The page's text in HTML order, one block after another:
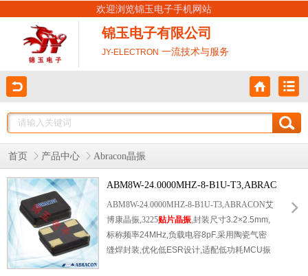
欢迎浏览锦玉电子手机网站
锦玉电子有限公司
JY-ELECTRON 一流技术与服务
首页 产品中心 Abracon晶振
ABM8W-24.0000MHZ-8-B1U-T3,ABRAC
ON艾博康晶振,3225晶振
ABM8W-24.0000MHZ-8-B1U-T3,ABRACON艾
博康晶振,3225贴片晶振,封装尺寸3.2×2.5mm,
标称频率24MHz,负载电容8pF.采用陶瓷气密
缝焊封装,优化低ESR设计,适配低功耗MCU振